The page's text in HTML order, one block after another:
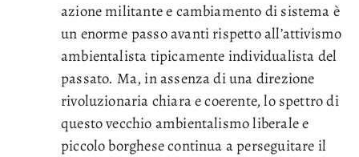
azione militante e cambiamento di sistema è
un enorme passo avanti rispetto all’attivismo
ambientalista tipicamente individualista del
passato. Ma, in assenza di una direzione
rivoluzionaria chiara e coerente, lo spettro di
questo vecchio ambientalismo liberale e
piccolo borghese continua a perseguitare il